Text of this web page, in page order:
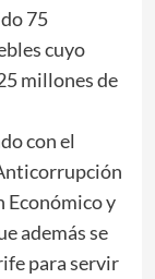
75
cuyo
millones de
con el
Económico y
además se
para servir